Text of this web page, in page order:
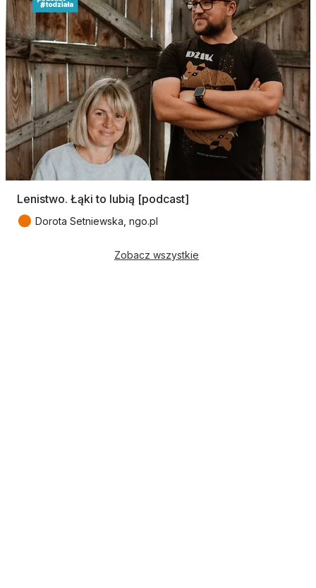
Lenistwo. Łąki to lubią [podcast]
● Dorota Setniewska, ngo.pl
Zobacz wszystkie